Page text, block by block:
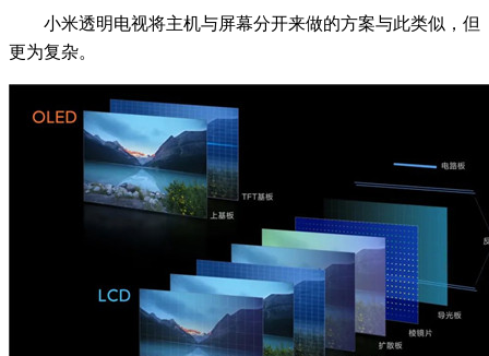
小米透明电视将主机与屏幕分开来做的方案与此类似，但
更为复杂。